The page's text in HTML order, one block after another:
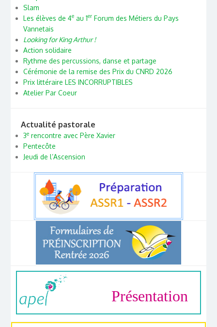
Slam
Les élèves de 4eau 1erForum des Métiers du Pays
Vannetais
Looking for King Arthur !
Action solidaire
Rythme des percussions, danse et partage
Cérémonie de la remise des Prix du CNRD 2026
Prix littéraire LES INCORRUPTIBLES
Atelier Par Coeur
Actualité pastorale
3erencontre avec Père Xavier
Pentecôte
Jeudi de l’Ascension
Présentation